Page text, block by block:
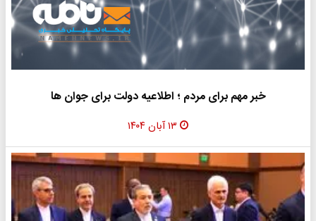
خبر مهم برای مردم ؛ اطلاعیه دولت برای جوان ها
۱۳ آبان ۱۴۰۴